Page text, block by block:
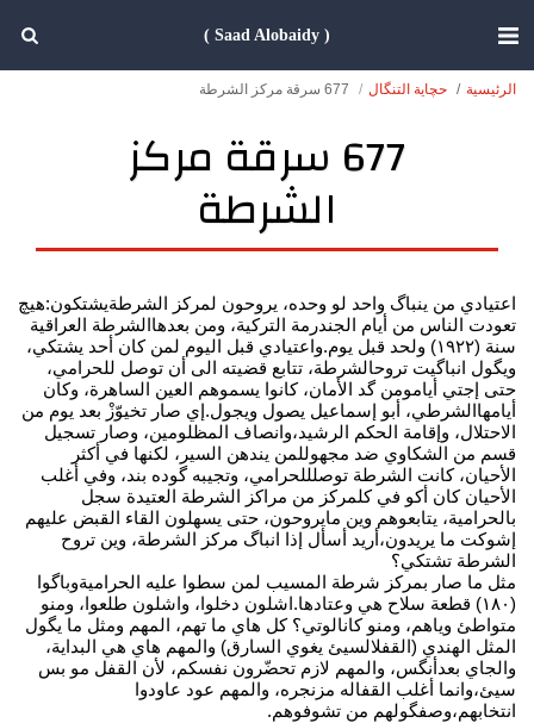
( Saad Alobaidy )
الرئيسية حچاية التنگال 677 سرقة مركز الشرطة
677 سرقة مركز
الشرطة
اعتيادي من ينباگ واحد لو وحده، يروحون لمركز الشرطةيشتكون:هيچ
تعودت الناس من أيام الجندرمة التركية، ومن بعدهاالشرطة العراقية
سنة (١٩٢٢) ولحد قبل يوم.واعتيادي قبل اليوم لمن كان أحد يشتكي،
ويگول انباگيت تروحالشرطة، تتابع قضيته الى أن توصل للحرامي،
حتى إجتي أيامومن گد الأمان، كانوا يسموهم العين الساهرة، وكان
أيامهاالشرطي، أبو إسماعيل يصول ويجول.إي صار تخيوّزْ بعد يوم من
الاحتلال، وإقامة الحكم الرشيد،وانصاف المظلومين، وصار تسجيل
قسم من الشكاوي ضد مجهوللمن يندهن السير، لكنها في أكثر
الأحيان، كانت الشرطة توصلللحرامي، وتجيبه گوده بند، وفي أغلب
الأحيان كان أكو في كلمركز من مراكز الشرطة العتيدة سجل
بالحرامية، يتابعوهم وين مايروحون، حتى يسهلون القاء القبض عليهم
إشوكت ما يريدون،أريد أسأل إذا انباگ مركز الشرطة، وين تروح
الشرطة تشتكي؟
مثل ما صار بمركز شرطة المسيب لمن سطوا عليه الحراميةوباگوا
(١٨٠) قطعة سلاح هي وعتادها.اشلون دخلوا، واشلون طلعوا، ومنو
متواطئ وياهم، ومنو كانالوتي؟ كل هاي ما تهم، المهم ومثل ما يگول
المثل الهندي (القفلالسيئ يغوي السارق) والمهم هاي هي البداية،
والجاي بعدأنگس، والمهم لازم تحضّرون نفسكم، لأن القفل مو بس
سيئ،وانما أغلب القفاله مزنجره، والمهم عود عاودوا
انتخابهم،وصفگولهم من تشوفوهم.